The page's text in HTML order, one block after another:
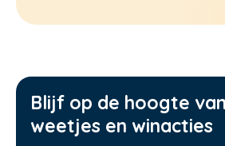
Blijf op de hoogte
weetjes en winacties